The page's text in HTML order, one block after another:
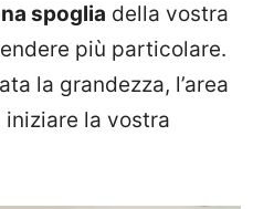
spoglia della vostra
più particolare.
la grandezza, l’area
la vostra